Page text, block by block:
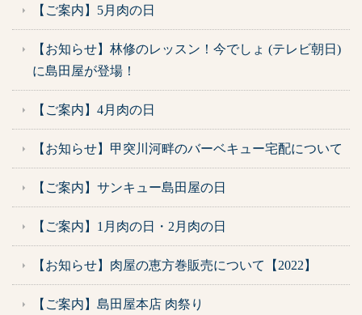
【ご案内】5月肉の日
【お知らせ】林修のレッスン！今でしょ (テレビ朝日)
に島田屋が登場！
【ご案内】4月肉の日
【お知らせ】甲突川河畔のバーベキュー宅配について
【ご案内】サンキュー島田屋の日
【ご案内】1月肉の日・2月肉の日
【お知らせ】肉屋の恵方巻販売について【2022】
【ご案内】島田屋本店 肉祭り